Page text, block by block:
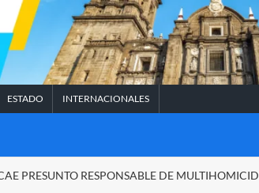
ESTADO INTERNACIONALES
PRESUNTO RESPONSABLE DE